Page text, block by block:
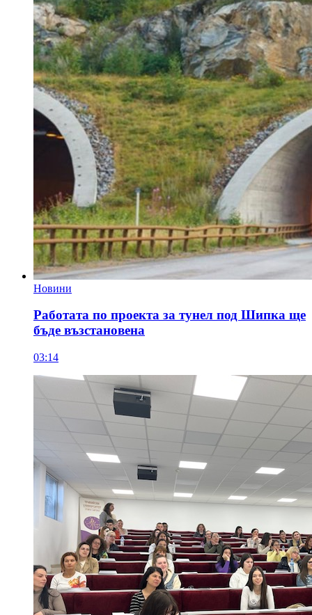
Новини
Работата по проекта за тунел под Шипка ще
бъде възстановена
03:14